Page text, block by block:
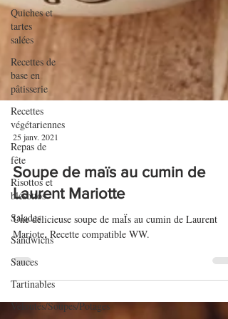
Quiches et
tartes
salées
Recettes de
base en
pâtisserie
Recettes
végétariennes
Repas de
fête
Risottos et
blésottos
Salades
Sandwichs
Sauces
Tartinables
Veloutés/Soupes/Potages
25 janv. 2021
Soupe de maïs au cumin de
Mariote. Recette compatible WW.